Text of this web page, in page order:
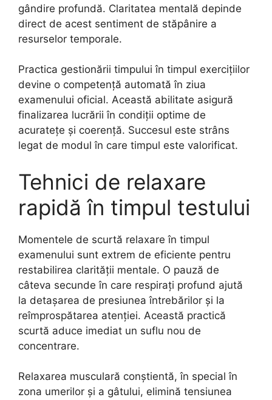
gândire profundă. Claritatea mentală depinde
direct de acest sentiment de stăpânire a
resurselor temporale.
Practica gestionării timpului în timpul exercițiilor
devine o competență automată în ziua
examenului oficial. Această abilitate asigură
finalizarea lucrării în condiții optime de
acuratețe și coerență. Succesul este strâns
legat de modul în care timpul este valorificat.
Tehnici de relaxare
rapidă în timpul testului
Momentele de scurtă relaxare în timpul
examenului sunt extrem de eficiente pentru
restabilirea clarității mentale. O pauză de
câteva secunde în care respirați profund ajută
la detașarea de presiunea întrebărilor și la
reîmprospătarea atenției. Această practică
scurtă aduce imediat un suflu nou de
concentrare.
Relaxarea musculară conștientă, în special în
zona umerilor și a gâtului, elimină tensiunea